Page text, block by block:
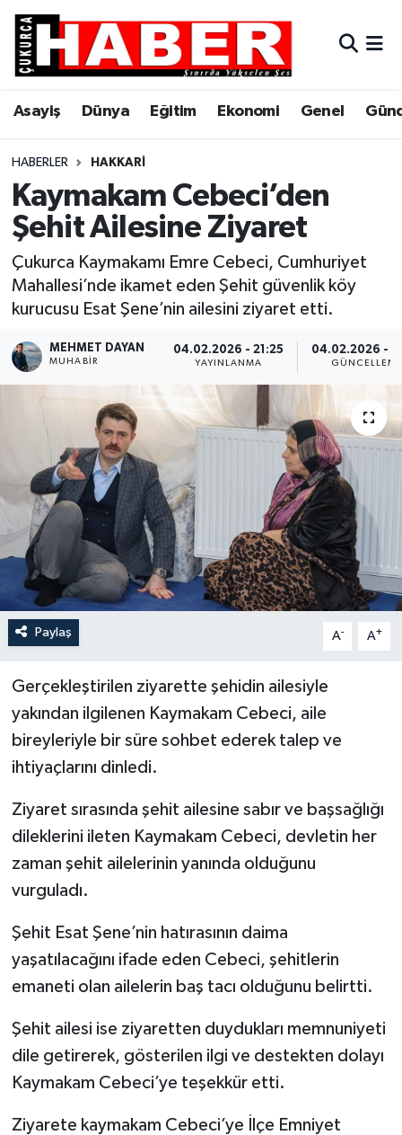
Asayiş Dünya Eğitim Ekonomi Genel
HABERLER HAKKARI
Kaymakam Cebeci’den
Şehit Ailesine Ziyaret
Çukurca Kaymakamı Emre Cebeci, Cumhuriyet
Mahallesi’nde ikamet eden Şehit güvenlik köy
kurucusu Esat Şene’nin ailesini ziyaret etti.
MEHMET DAYAN
MUHABIR
04.02.2026 - 21:25
YAYINLANMA
04.02.2026 -
Paylaş A- A+
Gerçekleştirilen ziyarette şehidin ailesiyle
yakından ilgilenen Kaymakam Cebeci, aile
bireyleriyle bir süre sohbet ederek talep ve
ihtiyaçlarını dinledi.
Ziyaret sırasında şehit ailesine sabır ve başsağlığı
dileklerini ileten Kaymakam Cebeci, devletin her
zaman şehit ailelerinin yanında olduğunu
vurguladı.
Şehit Esat Şene’nin hatırasının daima
yaşatılacağını ifade eden Cebeci, şehitlerin
emaneti olan ailelerin baş tacı olduğunu belirtti.
Şehit ailesi ise ziyaretten duydukları memnuniyeti
dile getirerek, gösterilen ilgi ve destekten dolayı
Kaymakam Cebeci’ye teşekkür etti.
Ziyarete kaymakam Cebeci’ye İlçe Emniyet
Asayiş
Dünya
Eğitim
Ekonomi
Hakkari
Siyaset
Son Dakika
Teknoloji
Yaşam
Hava Durumu
Trafik Durumu
Süper Lig Puan Durumu ve Fikstür
Tüm Manşetler